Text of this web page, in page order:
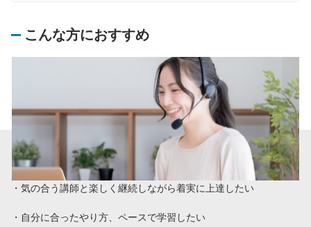
こんな方におすすめ
・気の合う講師と楽しく継続しながら着実に上達したい
・自分に合ったやり方、ペースで学習したい